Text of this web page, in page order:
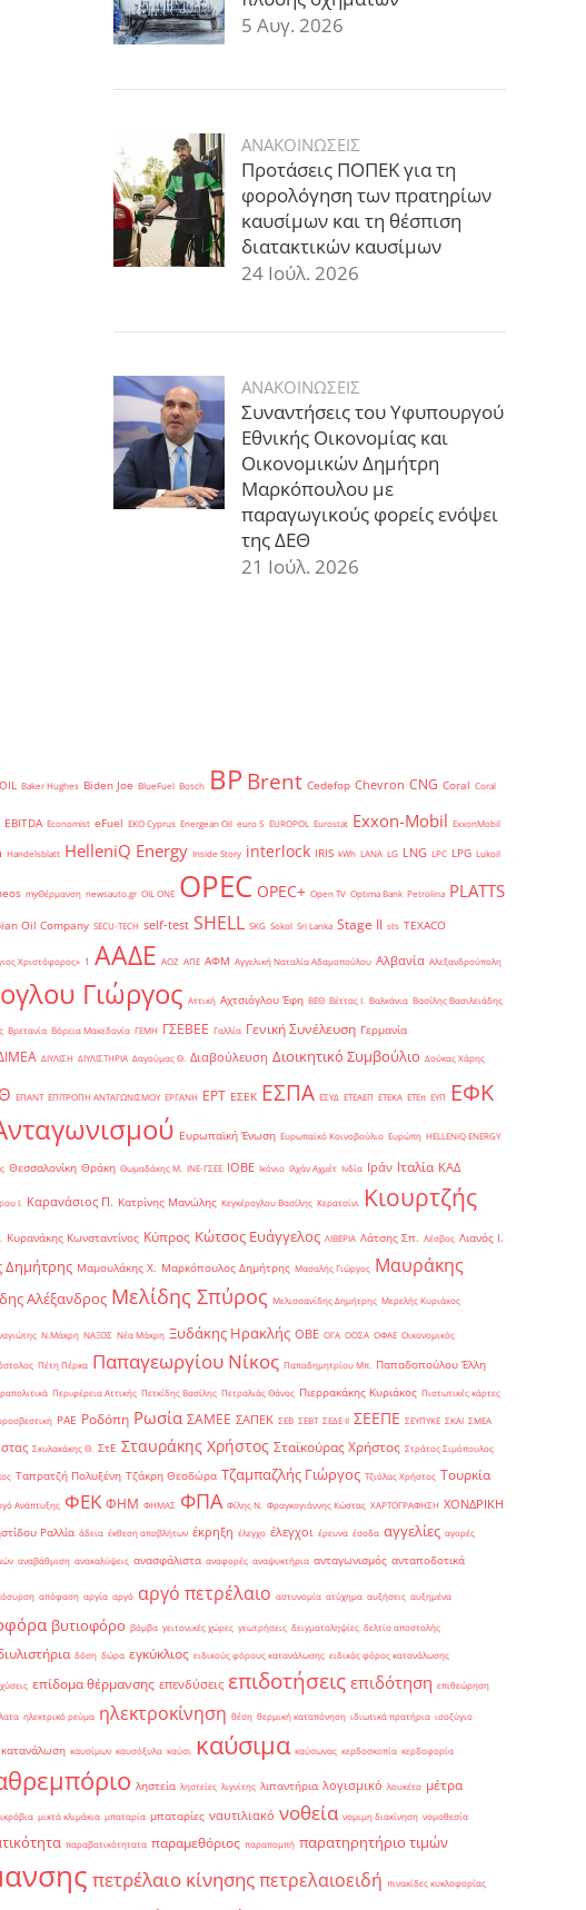
5 Αυγ. 2026
ΑΝΑΚΟΙΝΩΣΕΙΣ
Προτάσεις ΠΟΠΕΚ για τη
φορολόγηση των πρατηρίων
καυσίμων και τη θέσπιση
διατακτικών καυσίμων
24 Ιούλ. 2026
ΑΝΑΚΟΙΝΩΣΕΙΣ
Συναντήσεις του Υφυπουργού
Εθνικής Οικονομίας και
Οικονομικών Δημήτρη
Μαρκόπουλου με
παραγωγικούς φορείς ενόψει
της ΔΕΘ
21 Ιούλ. 2026
Baker Hughes Biden Joe BlueFuel Bosch BPBrent Cedefop Chevron CNG Coral Coral
EBITDA Economist eFuel EKO Cyprus Energean Oil euro 5 EUROPOL Eurostat Exxon-Mobil ExxonMobil
Handelsblatt HelleniQ Energy Inside Story interlock IRIS kWh LANA LG LNG LPC LPG Lukoil
myΘέρμανση newsauto.gr OIL ONE OPEC OPEC+ Open TV Optima Bank Petrolina PLATTS
Oil Company SECU-TECH self-test SHELL SKG Sokol Sri Lanka Stage II sts TEXACO
Χριστόφορος» ΄1 ΑΑΔΕ ΑΟΖ ΑΠΕ ΑΦΜ Αγγελική Ναταλία Αδαμοπούλου Αλβανία Αλεξανδρούπολη
Γιώργος Αττική Αχτσιόγλου Έφη ΒΕΘ Βέττας Ι. Βαλκάνια Βασίλης Βασιλειάδης
Βρετανία Βόρεια Μακεδονία ΓΕΜΗ ΓΣΕΒΕΕ Γαλλία Γενική Συνέλευση Γερμανία
ΔΙΥΛΙΣΗ ΔΙΥΛΙΣΤΗΡΙΑ Δαγούμας Θ. Διαβούλευση Διοικητικό Συμβούλιο Δούκας Χάρης
ΕΠΑΝΤ ΕΠΙΤΡΟΠΗ ΑΝΤΑΓΩΝΙΣΜΟΥ ΕΡΓΑΝΗ ΕΡΤ ΕΣΕΚ ΕΣΠΑ ΕΣΥΔ ΕΤΕΑΕΠ ΕΤΕΚΑ ΕΤΕπ ΕΥΠ ΕΦΚ
Ευρωπαϊκή Ένωση Ευρωπαϊκό Κοινοβούλιο Ευρώπη ΗELLENiQ ENERGY
Θεσσαλονίκη Θράκη Θωμαδάκης Μ. ΙΝΕ-ΓΣΕΕ ΙΟΒΕ Ικόνιο Ιλχάν Αχμέτ Ινδία Ιράν Ιταλία ΚΑΔ
Ι. Καρανάσιος Π. Κατρίνης Μανώλης Κεγκέρογλου Βασίλης Κερατσίνι
Κιουρτζής
Κυρανάκης Κωνσταντίνος Κύπρος Κώτσος Ευάγγελος ΛΙΒΕΡΙΑ Λάτσης Σπ. Λέσβος Λιανός Ι.
Δημήτρης Μαμουλάκης Χ. Μαρκόπουλος Δημήτρης Μασαλής Γιώργος Μαυράκης
Αλέξανδρος Μελίδης Σπύρος Μελισσανίδης Δημήτρης Μερελής Κυριάκος
Ν.Μάκρη ΝΑΞΟΣ Νέα Μάκρη Ξυδάκης Ηρακλής ΟΒΕ ΟΓΑ ΟΟΣΑ ΟΦΑΕ Οικονομικός
Πέτη Πέρκα Παπαγεωργίου Νίκος Παπαδημητρίου Μπ. Παπαδοπούλου Έλλη
Περιφέρεια Αττικής Πετκίδης Βασίλης Πετραλιάς Θάνος Πιερρακάκης Κυριάκος Πιστωτικές κάρτες
ΡΑΕ Ροδόπη Ρωσία ΣΑΜΕΕ ΣΑΠΕΚ ΣΕΒ ΣΕΒΤ ΣΕΔΕ ΙΙ ΣΕΕΠΕ ΣΕΥΠΥΚΕ ΣΚΑΙ ΣΜΕΑ
Σκυλακάκης Θ. ΣτΕ Σταυράκης Χρήστος Σταϊκούρας Χρήστος Στράτος Σιμόπουλος
Ταπρατζή Πολυξένη Τζάκρη Θεοδώρα Τζαμπαζλής Γιώργος Τζιόλας Χρήστος Τουρκία
Ανάπτυξης ΦΕΚ ΦΗΜ ΦΗΜΑΣ ΦΠΑ Φίλης Ν. Φραγκογιάννης Κώστας ΧΑΡΤΟΓΡΑΦΗΣΗ ΧΟΝΔΡΙΚΗ
Ραλλία άδεια έκθεση αποβλήτων έκρηξη έλεγχο έλεγχοι έρευνα έσοδα αγγελίες αγορές
αναβάθμιση ανακαλύψεις ανασφάλιστα αναφορές αναψυκτήρια ανταγωνισμός ανταποδοτικά
απόφαση αργία αργό αργό πετρέλαιο αστυνομία ατύχημα αυξήσεις αυξημένα
βυτιοφόρο βόμβα γειτονικές χώρες γεωτρήσεις δειγματοληψίες δελτίο αποστολής
δόση δώρα εγκύκλιος ειδικούς φόρους κατανάλωσης ειδικός φόρος κατανάλωσης
επίδομα θέρμανσης επενδύσεις επιδοτήσεις επιδότηση επιθεώρηση
ηλεκτρικό ρεύμα ηλεκτροκίνηση θέση θερμική καταπόνηση ιδιωτικά πρατήρια ισοζύγιο
κατανάλωση καυσίμων καυσόξυλα καύσι καύσιμα καύσωνας κερδοσκοπία κερδοφορία
ληστεία ληστείες λιγνίτης λιπαντήρια λογισμικό λουκέτο μέτρα
μικτά κλιμάκια μπαταρία μπαταρίες ναυτιλιακό νοθεία νομιμη διακίνηση νομοθεσία
παραβατικότητατα παραμεθόριος παραπομπή παρατηρητήριο τιμών
πετρέλαιο κίνησηςπετρελαιοειδή πινακίδες κυκλοφορίας